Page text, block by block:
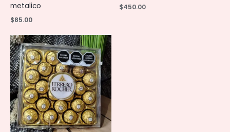
metalico
$85.00
$450.00